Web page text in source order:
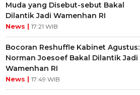
Muda yang Disebut-sebut Bakal
Dilantik Jadi Wamenhan RI
News | 17:21 WIB
Bocoran Reshuffle Kabinet Agustus:
Norman Joesoef Bakal Dilantik Jadi
Wamenhan RI
News | 17:49 WIB